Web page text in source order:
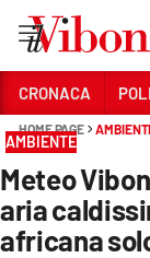
Sezioni
CRONACA
POLITICA
CRONACA
HOME PAGE
AMBIENTE
Meteo
aria
africana